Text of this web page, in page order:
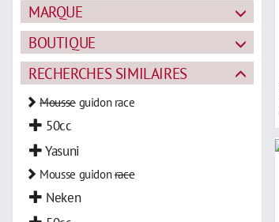
MARQUE
BOUTIQUE
RECHERCHES SIMILAIRES
Mousseguidon race
50cc
Yasuni
Mousse guidonrace
Neken